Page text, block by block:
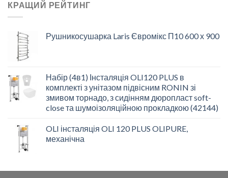
КРАЩИЙ РЕЙТИНГ
Рушникосушарка Laris Євромікс П10 600 х 900
Набір (4в1) Інсталяція OLI120 PLUS в
комплекті з унітазом підвісним RONIN зі
змивом торнадо, з сидінням дюропласт soft-
close та шумоізоляційною прокладкою (42144)
OLI інсталяція OLI 120 PLUS OLIPURE,
механічна